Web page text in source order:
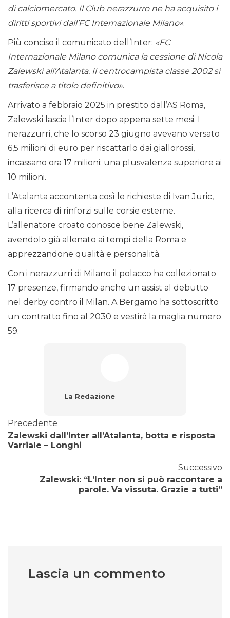
di calciomercato. Il Club nerazzurro ne ha acquisito i
diritti sportivi dall’FC Internazionale Milano».
Più conciso il comunicato dell’Inter: «FC
Internazionale Milano comunica la cessione di Nicola
Zalewski all’Atalanta. Il centrocampista classe 2002 si
trasferisce a titolo definitivo».
Arrivato a febbraio 2025 in prestito dall’AS Roma,
Zalewski lascia l’Inter dopo appena sette mesi. I
nerazzurri, che lo scorso 23 giugno avevano versato
6,5 milioni di euro per riscattarlo dai giallorossi,
incassano ora 17 milioni: una plusvalenza superiore ai
10 milioni.
L’Atalanta accontenta così le richieste di Ivan Juric,
alla ricerca di rinforzi sulle corsie esterne.
L’allenatore croato conosce bene Zalewski,
avendolo già allenato ai tempi della Roma e
apprezzandone qualità e personalità.
Con i nerazzurri di Milano il polacco ha collezionato
17 presenze, firmando anche un assist al debutto
nel derby contro il Milan. A Bergamo ha sottoscritto
un contratto fino al 2030 e vestirà la maglia numero
59.
La Redazione
Precedente
Zalewski dall’Inter all’Atalanta, botta e risposta
Varriale – Longhi
Successivo
Zalewski: “L’Inter non si può raccontare a
parole. Va vissuta. Grazie a tutti”
Lascia un commento